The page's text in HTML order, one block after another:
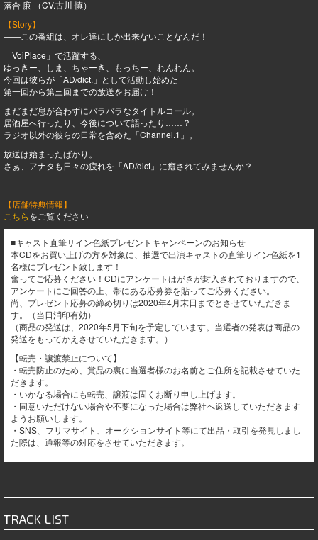
落合 廉 （CV.古川 慎）
【Story】
――この番組は、オレ達にしか出来ないことなんだ！
「VoiPlace」で活躍する、
ゆっきー、しま、ちゃーき、もっちー、れんれん。
今回は彼らが「AD/dict.」として活動し始めた
第一回から第三回までの放送をお届け！
まだまだ息が合わずにバラバラなタイトルコール。
居酒屋へ行ったり、今後について語ったり……？
ラジオ以外の彼らの日常を含めた「Channel.1」。
放送は始まったばかり。
さぁ、アナタも日々の疲れを「AD/dict」に癒されてみませんか？
【店舗特典情報】
こちらをご覧ください
■キャスト直筆サイン色紙プレゼントキャンペーンのお知らせ
本CDをお買い上げの方を対象に、抽選で出演キャストの直筆サイン色紙を1
名様にプレゼント致します！
奮ってご応募ください！CDにアンケートはがきが封入されておりますので、
アンケートにご回答の上、帯にある応募券を貼ってご応募ください。
尚、プレゼント応募の締め切りは2020年4月末日までとさせていただきま
す。（当日消印有効）
（商品の発送は、2020年5月下旬を予定しています。当選者の発表は商品の
発送をもってかえさせていただきます。）
【転売・譲渡禁止について】
・転売防止のため、賞品の裏に当選者様のお名前とご住所を記載させていた
だきます。
・いかなる場合にも転売、譲渡は固くお断り申し上げます。
・同意いただけない場合や不要になった場合は弊社へ返送していただきます
ようお願いします。
・SNS、フリマサイト、オークションサイト等にて出品・取引を発見しまし
た際は、通報等の対応をさせていただきます。
TRACK LIST